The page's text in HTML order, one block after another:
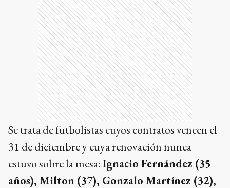
Se trata de futbolistas cuyos contratos vencen el
31 de diciembre y cuya renovación nunca
estuvo sobre la mesa:Ignacio Fernández (35
años), Milton (37), Gonzalo Martínez (32),